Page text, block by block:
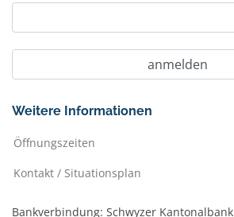
Weitere Informationen
Öffnungszeiten
Kontakt / Situationsplan
Bankverbindung: Schwyzer Kantonalbank